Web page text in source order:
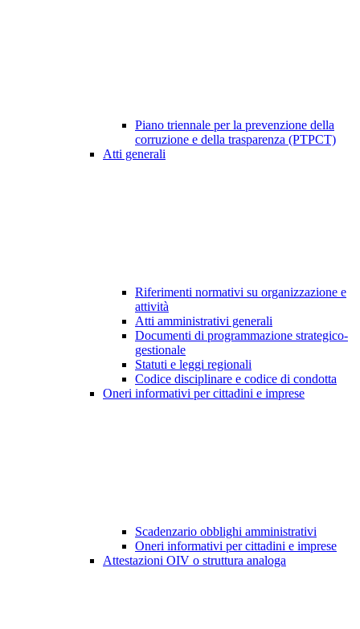
Piano triennale per la prevenzione della
corruzione e della trasparenza (PTPCT)
Atti generali
Riferimenti normativi su organizzazione e
attività
Atti amministrativi generali
Documenti di programmazione strategico-
gestionale
Statuti e leggi regionali
Codice disciplinare e codice di condotta
Oneri informativi per cittadini e imprese
Scadenzario obblighi amministrativi
Oneri informativi per cittadini e imprese
Attestazioni OIV o struttura analoga